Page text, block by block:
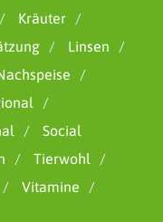
Kräuter
Linsen
Social
Tierwohl
Vitamine